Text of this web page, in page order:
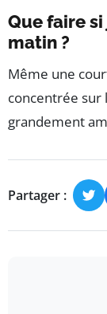
Que faire
matin ?
Même une
concentrée sur
grandement
Partager :